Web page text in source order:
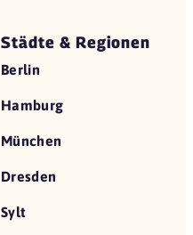
Städte & Regionen
Berlin
Hamburg
München
Dresden
Sylt